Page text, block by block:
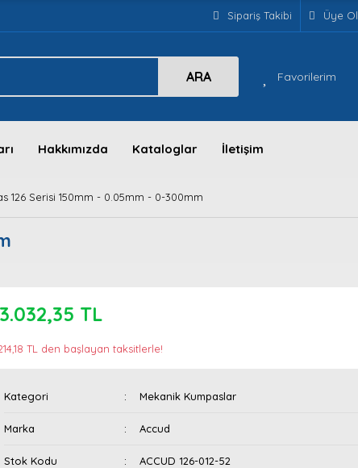
Sipariş Takibi Üye Ol
ARA Favorilerim
Hakkımızda Kataloglar İletişim
126 Serisi 150mm - 0.05mm - 0-300mm
TL
TL den başlayan taksitlerle!
Kategori Mekanik Kumpaslar
Marka Accud
Stok Kodu ACCUD 126-012-52